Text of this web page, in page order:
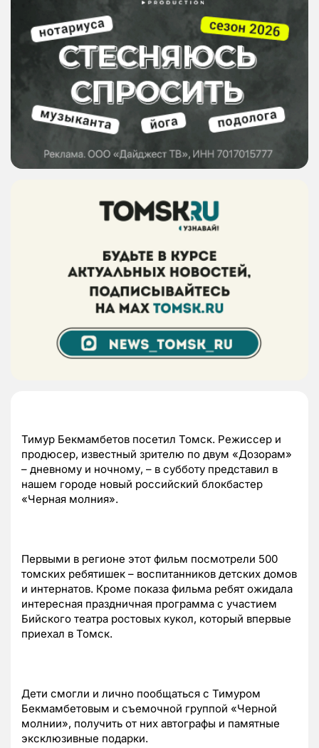
Тимур Бекмамбетов посетил Томск. Режиссер и
продюсер, известный зрителю по двум «Дозорам»
– дневному и ночному, – в субботу представил в
нашем городе новый российский блокбастер
«Черная молния».
Первыми в регионе этот фильм посмотрели 500
томских ребятишек – воспитанников детских домов
и интернатов. Кроме показа фильма ребят ожидала
интересная праздничная программа с участием
Бийского театра ростовых кукол, который впервые
приехал в Томск.
Дети смогли и лично пообщаться с Тимуром
Бекмамбетовым и съемочной группой «Черной
молнии», получить от них автографы и памятные
эксклюзивные подарки.